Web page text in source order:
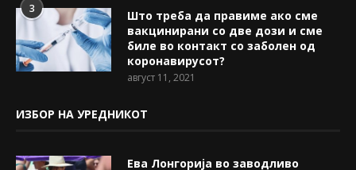
3
Што треба да правиме ако сме
вакцинирани со две дози и сме
биле во контакт со заболен од
коронавирусот?
август 11, 2021
ИЗБОР НА УРЕДНИКОТ
Ева Лонгорија во заводливо